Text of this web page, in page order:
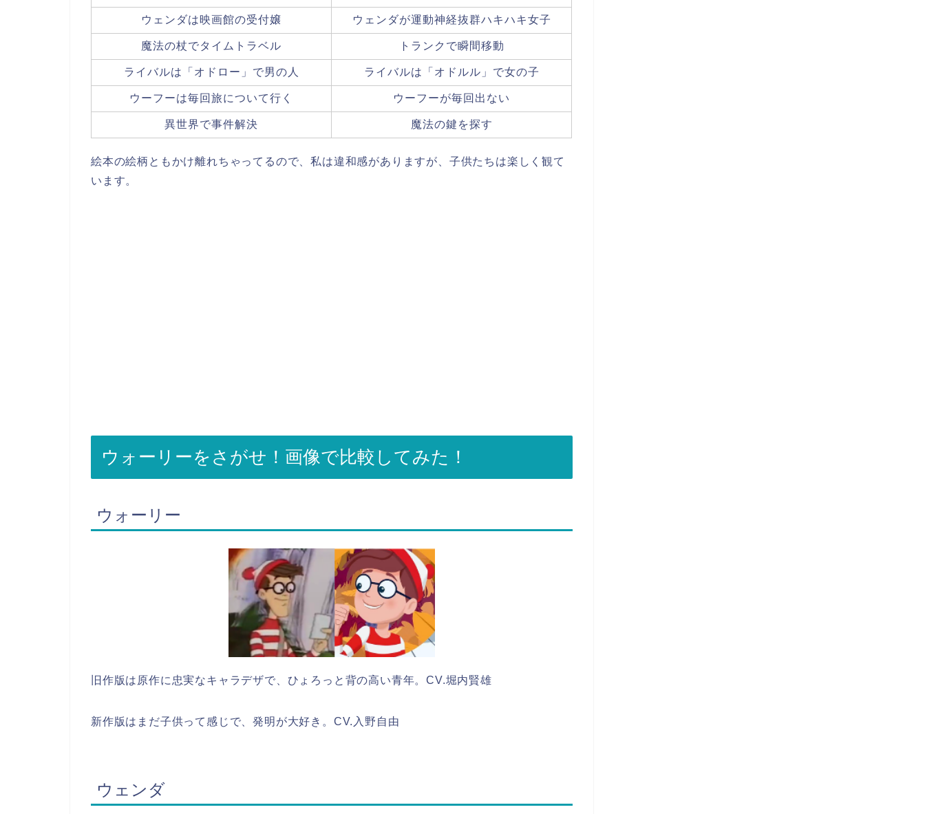
ウェンダは映画館の受付嬢 ウェンダが運動神経抜群ハキハキ女子
魔法の杖でタイムトラベル トランクで瞬間移動
ライバルは「オドロー」で男の人 ライバルは「オドルル」で女の子
ウーフーは毎回旅について行く ウーフーが毎回出ない
異世界で事件解決 魔法の鍵を探す
絵本の絵柄ともかけ離れちゃってるので、私は違和感がありますが、子供たちは楽しく観て
います。
ウォーリーをさがせ！画像で比較してみた！
ウォーリー
旧作版は原作に忠実なキャラデザで、ひょろっと背の高い青年。CV.堀内賢雄
新作版はまだ子供って感じで、発明が大好き。CV.入野自由
ウェンダ